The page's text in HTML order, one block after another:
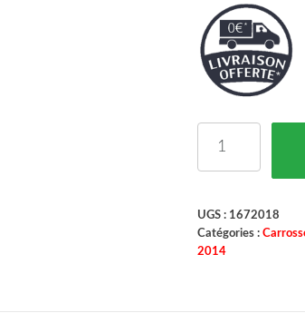
UGS : 1672018
Catégories :
2014